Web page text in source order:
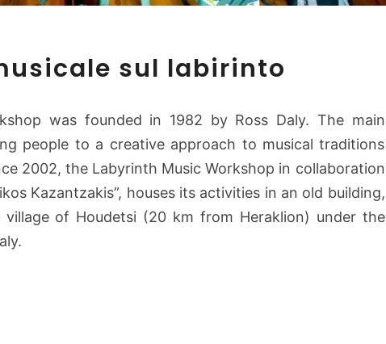
a
r
a
t
o
r
sul labirinto
was founded in 1982 by Ross Daly. The main
people to a creative approach to musical traditions
2002, the Labyrinth Music Workshop in collaboration
Kazantzakis”, houses its activities in an old building,
of Houdetsi (20 km from Heraklion) under the